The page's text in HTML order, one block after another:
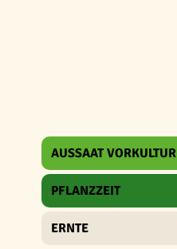
AUSSAAT VORKULTUR
PFLANZZEIT
ERNTE